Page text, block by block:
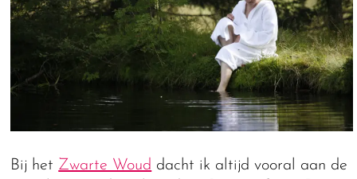
Bij het Zwarte Woud dacht ik altijd vooral aan de